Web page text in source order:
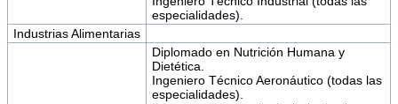
especialidades).
Industrias Alimentarias
Diplomado en Nutrición Humana y
Dietética.
Ingeniero Técnico Aeronáutico (todas las
especialidades).